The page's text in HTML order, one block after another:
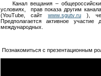
Канал вещания–
условиях, прав показа другим
(YouTube , сайт www. sgutv. ru),
Предполагается активное
международных.
Познакомиться с презентационным